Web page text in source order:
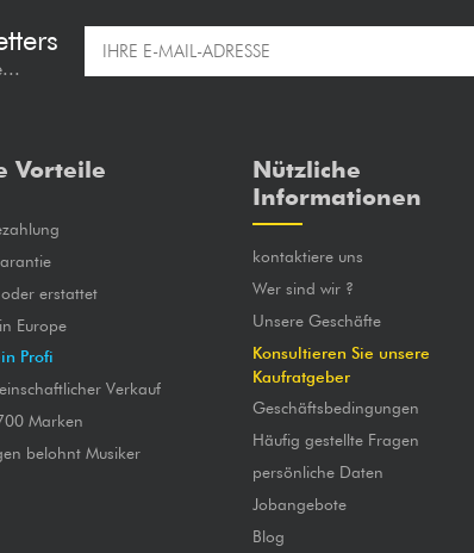
Vorteile
erstattet
Europe
Profi
Verkauf
Marken
belohnt Musiker
Nützliche
Informationen
kontaktiere uns
Wer sind wir ?
Unsere Geschäfte
Konsultieren Sie unsere
Kaufratgeber
Geschäftsbedingungen
Häufig gestellte Fragen
persönliche Daten
Jobangebote
Blog